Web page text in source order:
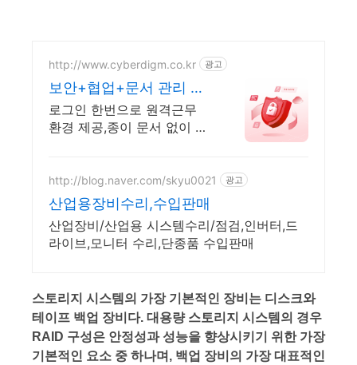
http://www.cyberdigm.co.kr 광고
보안+협업+문서 관리 솔
루션
로그인 한번으로 원격근무
환경 제공,종이 문서 없이 안
http://blog.naver.com/skyu0021 광고
산업용장비수리,수입판매
산업장비/산업용 시스템수리/점검,인버터,드
라이브,모니터 수리,단종품 수입판매
스토리지 시스템의 가장 기본적인 장비는 디스크와
테이프 백업 장비다. 대용량 스토리지 시스템의 경우
RAID 구성은 안정성과 성능을 향상시키기 위한 가장
기본적인 요소 중 하나며, 백업 장비의 가장 대표적인